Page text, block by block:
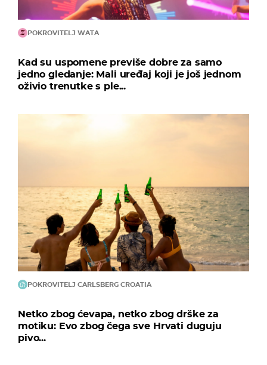
POKROVITELJ WATA
Kad su uspomene previše dobre za samo
jedno gledanje: Mali uređaj koji je još jednom
oživio trenutke s ple...
POKROVITELJ CARLSBERG CROATIA
Netko zbog ćevapa, netko zbog drške za
motiku: Evo zbog čega sve Hrvati duguju
pivo...